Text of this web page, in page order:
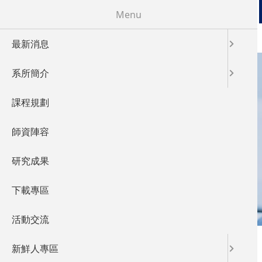
Menu
最新消息
系所簡介
課程規劃
師資陣容
研究成果
下載專區
活動交流
新鮮人專區